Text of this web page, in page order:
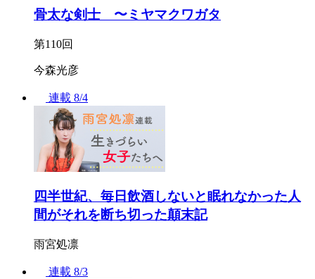
骨太な剣士 〜ミヤマクワガタ
第110回
今森光彦
連載 8/4
四半世紀、毎日飲酒しないと眠れなかった人
間がそれを断ち切った顛末記
雨宮処凛
連載 8/3